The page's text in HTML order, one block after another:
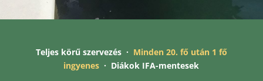
Teljes körű szervezés · Minden 20. fő után 1 fő
ingyenes · Diákok IFA-mentesek